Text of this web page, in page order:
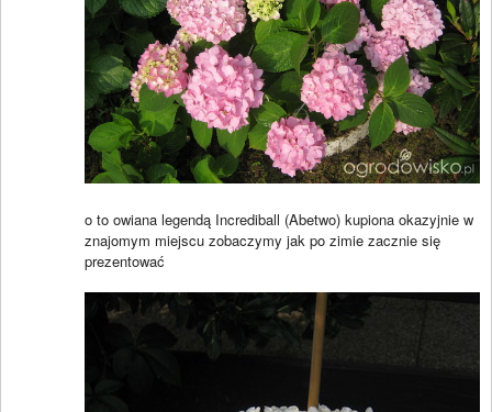
o to owiana legendą Incrediball (Abetwo) kupiona okazyjnie w
znajomym miejscu zobaczymy jak po zimie zacznie się
prezentować